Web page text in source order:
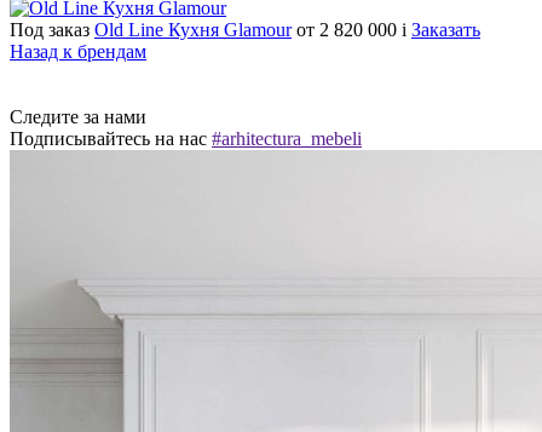
Под заказ Old Line Кухня Glamour от 2 820 000 i Заказать
Назад к брендам
Следите за нами
Подписывайтесь на нас #arhitectura_mebeli